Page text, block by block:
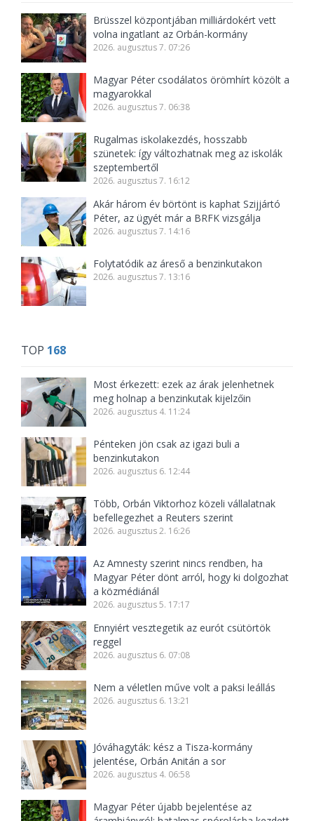
Brüsszel központjában milliárdokért vett
volna ingatlant az Orbán-kormány
2026. augusztus 7. 07:26
Magyar Péter csodálatos örömhírt közölt a
magyarokkal
2026. augusztus 7. 06:38
Rugalmas iskolakezdés, hosszabb
szünetek: így változhatnak meg az iskolák
szeptembertől
2026. augusztus 7. 16:12
Akár három év börtönt is kaphat Szijjártó
Péter, az ügyét már a BRFK vizsgálja
2026. augusztus 7. 14:16
Folytatódik az áreső a benzinkutakon
2026. augusztus 7. 13:16
TOP 168
Most érkezett: ezek az árak jelenhetnek
meg holnap a benzinkutak kijelzőin
2026. augusztus 4. 11:24
Pénteken jön csak az igazi buli a
benzinkutakon
2026. augusztus 6. 12:44
Több, Orbán Viktorhoz közeli vállalatnak
befellegezhet a Reuters szerint
2026. augusztus 2. 16:26
Az Amnesty szerint nincs rendben, ha
Magyar Péter dönt arról, hogy ki dolgozhat
a közmédiánál
2026. augusztus 5. 17:17
Ennyiért vesztegetik az eurót csütörtök
reggel
2026. augusztus 6. 07:08
Nem a véletlen műve volt a paksi leállás
2026. augusztus 6. 13:21
Jóváhagyták: kész a Tisza-kormány
jelentése, Orbán Anitán a sor
2026. augusztus 4. 06:58
Magyar Péter újabb bejelentése az